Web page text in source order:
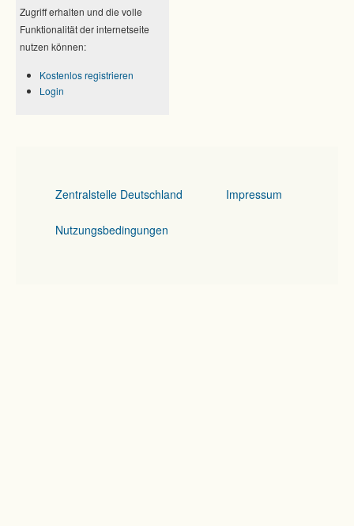
Zugriff erhalten und die volle
Funktionalität der internetseite
nutzen können:
Kostenlos registrieren
Login
Zentralstelle Deutschland Impressum
Nutzungsbedingungen